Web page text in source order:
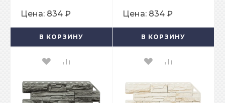
Цена: 834 ₽
В КОРЗИНУ
Цена: 834 ₽
В КОРЗИНУ